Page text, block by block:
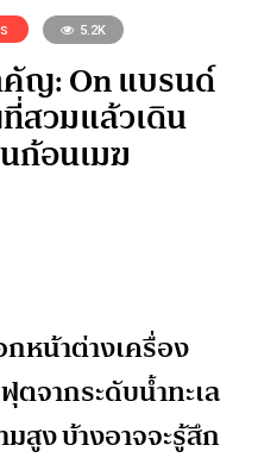
5.2K
คัญ: On แบรนด์
สวมแล้วเดิน
ก้อนเมฆ
หน้าต่างเครื่อง
จากระดับน้ำทะเล
สูง บ้างอาจจะรู้สึก